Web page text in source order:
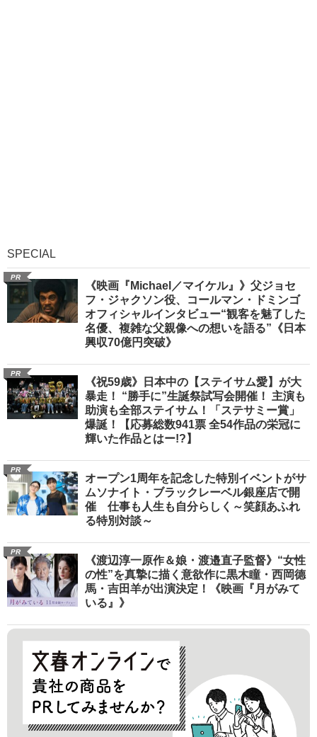
SPECIAL
PR
《映画『Michael／マイケル』》父ジョセ
フ・ジャクソン役、コールマン・ドミンゴ
オフィシャルインタビュー“観客を魅了した
名優、複雑な父親像への想いを語る”《日本
興収70億円突破》
PR
《祝59歳》日本中の【ステイサム愛】が大
暴走！ “勝手に”生誕祭試写会開催！ 主演も
助演も全部ステイサム！「ステサミー賞」
爆誕！【応募総数941票 全54作品の栄冠に
輝いた作品とはー!?】
PR
オープン1周年を記念した特別イベントがサ
ムソナイト・ブラックレーベル銀座店で開
催 仕事も人生も自分らしく～笑顔あふれ
る特別対談～
PR
《渡辺淳一原作＆娘・渡邉直子監督》“女性
の性”を真摯に描く意欲作に黒木瞳・西岡德
馬・吉田羊が出演決定！《映画『月がみて
いる』》